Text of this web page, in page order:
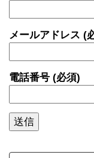
メールアドレス (
電話番号 (必須)